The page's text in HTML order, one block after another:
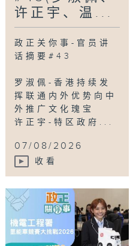
许正宇、温...
政正关你事-官员讲
话摘要#43
罗淑佩-香港持续发
挥联通内外优势向中
外推广文化瑰宝
许正宇-特区政府...
07/08/2026
收看